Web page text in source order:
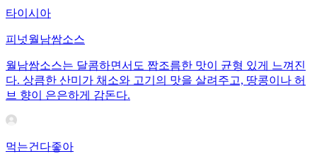
타이시아
피넛월남쌈소스
월남쌈소스는 달콤하면서도 짭조름한 맛이 균형 있게 느껴진
다. 상큼한 산미가 채소와 고기의 맛을 살려주고, 땅콩이나 허
브 향이 은은하게 감돈다.
먹는건다좋아